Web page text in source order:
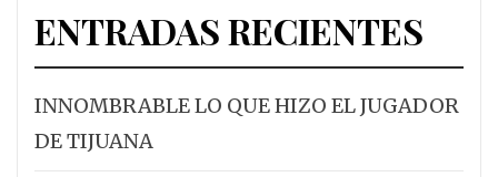
ENTRADAS RECIENTES
INNOMBRABLE LO QUE HIZO EL JUGADOR
DE TIJUANA